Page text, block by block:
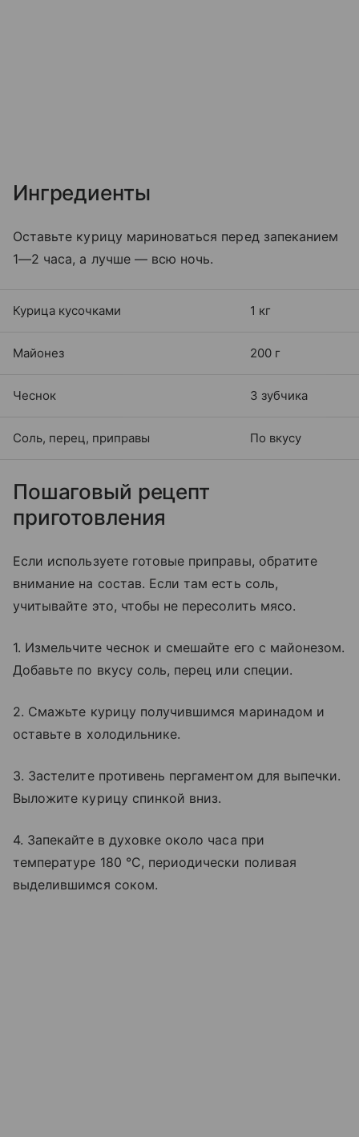
Ингредиенты
Оставьте курицу мариноваться перед запеканием
1—2 часа, а лучше — всю ночь.
Курица кусочками 1 кг
Майонез 200 г
Чеснок 3 зубчика
Соль, перец, приправы По вкусу
Пошаговый рецепт
приготовления
Если используете готовые приправы, обратите
внимание на состав. Если там есть соль,
учитывайте это, чтобы не пересолить мясо.
1. Измельчите чеснок и смешайте его с майонезом.
Добавьте по вкусу соль, перец или специи.
2. Смажьте курицу получившимся маринадом и
оставьте в холодильнике.
3. Застелите противень пергаментом для выпечки.
Выложите курицу спинкой вниз.
4. Запекайте в духовке около часа при
температуре 180 °C, периодически поливая
выделившимся соком.